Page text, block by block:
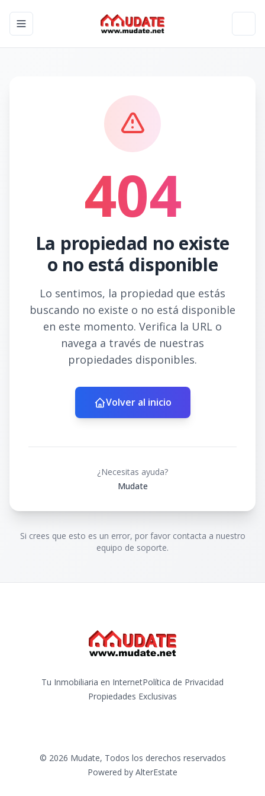
Toggle navigation menu
404
La propiedad no existe
o no está disponible
Lo sentimos, la propiedad que estás
buscando no existe o no está disponible
en este momento. Verifica la URL o
navega a través de nuestras
propiedades disponibles.
Volver al inicio
¿Necesitas ayuda?
Mudate
Si crees que esto es un error, por favor contacta a nuestro
equipo de soporte.
Tu Inmobiliaria en InternetPolítica de Privacidad
Propiedades Exclusivas
© 2026 Mudate, Todos los derechos reservados
Powered by AlterEstate